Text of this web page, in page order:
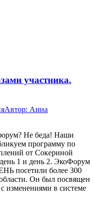
участника.
Автор: Анна
Не беда! Наши
программу по
от Сокериной
1 и день 2. ЭкоФорум
посетили более 300
Он был посвящен
изменениями в системе